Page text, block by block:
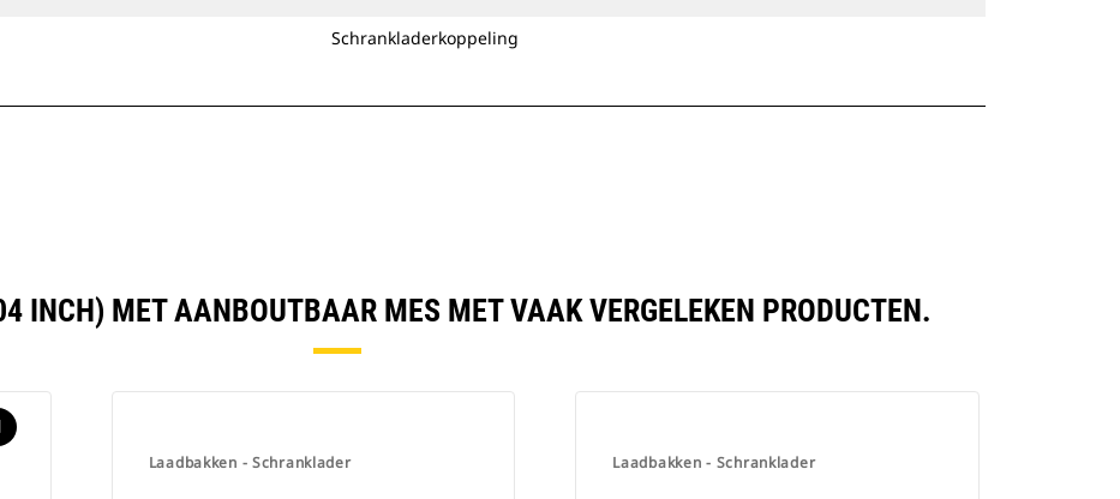
Schrankladerkoppeling
INCH) MET AANBOUTBAAR MES MET VAAK VERGELEKEN PRODUCTEN.
Laadbakken - Schranklader Laadbakken - Schranklader